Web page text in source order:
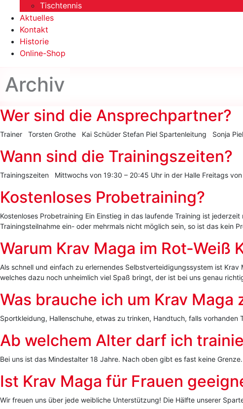
Tischtennis
Aktuelles
Kontakt
Historie
Online-Shop
Archiv
Wer sind die Ansprechpartner?
Trainer Torsten Grothe Kai Schüder Stefan Piel Spartenleitung Sonja
Wann sind die Trainingszeiten?
Trainingszeiten Mittwochs von 19:30 – 20:45 Uhr in der Halle Freitags
Kostenloses Probetraining?
Kostenloses Probetraining Ein Einstieg in das laufende Training ist
Trainingsteilnahme ein- oder mehrmals nicht möglich sein, so ist das kein
Warum Krav Maga im Rot-Weiß
Als schnell und einfach zu erlernendes Selbstverteidigungssystem ist
welches dazu noch unheimlich viel Spaß bringt, der ist bei uns genau
Was brauche ich um Krav Maga
Sportkleidung, Hallenschuhe, etwas zu trinken, Handtuch, falls
Ab welchem Alter darf ich
Bei uns ist das Mindestalter 18 Jahre. Nach oben gibt es fast keine Grenze.
Ist Krav Maga für Frauen
Wir freuen uns über jede weibliche Unterstützung! Die Hälfte unserer